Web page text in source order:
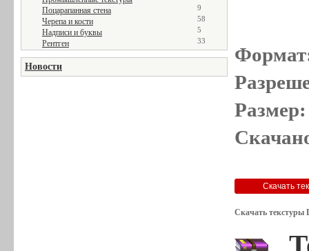
Поцарапанная стена 9
Черепа и кости 58
Надписи и буквы 5
Рентген 33
Новости
Скачать текстуры